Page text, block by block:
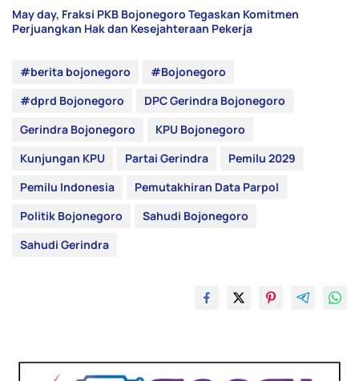
May day, Fraksi PKB Bojonegoro Tegaskan Komitmen
Perjuangkan Hak dan Kesejahteraan Pekerja
#berita bojonegoro
#Bojonegoro
#dprd Bojonegoro
DPC Gerindra Bojonegoro
Gerindra Bojonegoro
KPU Bojonegoro
Kunjungan KPU
Partai Gerindra
Pemilu 2029
Pemilu Indonesia
Pemutakhiran Data Parpol
Politik Bojonegoro
Sahudi Bojonegoro
Sahudi Gerindra